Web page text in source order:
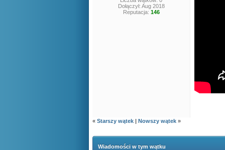
Dołączył: Aug 2018
Reputacja: 146
« Starszy wątek | Nowszy wątek »
Wiadomości w tym wątku